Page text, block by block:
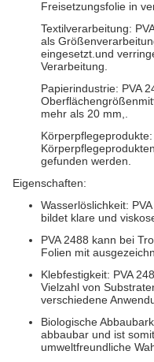
Freisetzungsfolie in
Textilverarbeitung:
als
eingesetzt.und
Verarbeitung.
Papierindustrie: PVA
mehr als 20 mm,.
gefunden werden.
Eigenschaften:
Wasserlöslichkeit:
bildet klare und
PVA 2488 kann bei
Folien mit
Klebfestigkeit: PVA
Vielzahl von
verschiedene
Biologische
abbaubar und ist
umweltfreundliche